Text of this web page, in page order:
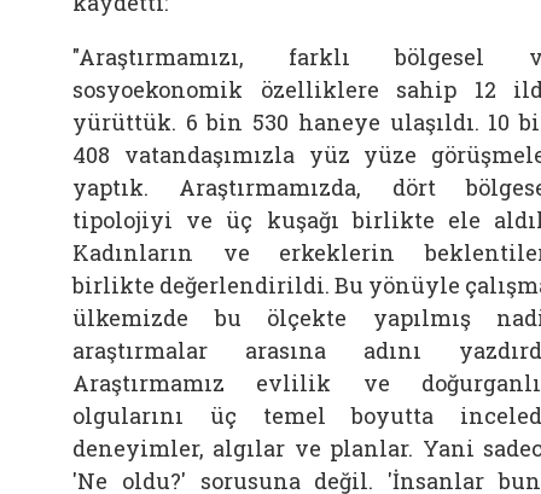
"Araştırmamızı, farklı bölgesel
sosyoekonomik özelliklere sahip 12
yürüttük. 6 bin 530 haneye ulaşıldı. 10
408 vatandaşımızla yüz yüze
yaptık. Araştırmamızda, dört
tipolojiyi ve üç kuşağı birlikte ele
Kadınların ve erkeklerin
birlikte değerlendirildi. Bu yönüyle
ülkemizde bu ölçekte yapılmış
araştırmalar arasına adını
Araştırmamız evlilik ve
olgularını üç temel boyutta
deneyimler, algılar ve planlar. Yani
'Ne oldu?' sorusuna değil. 'İnsanlar